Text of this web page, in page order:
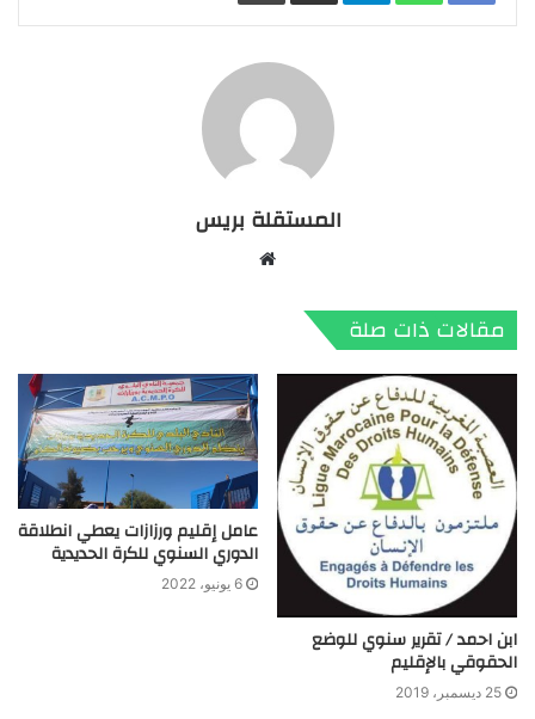
المستقلة بريس
مقالات ذات صلة
ابن احمد / تقرير سنوي للوضع
الحقوقي بالإقليم
25 ديسمبر، 2019
عامل إقليم ورزازات يعطي انطلاقة
الدوري السنوي للكرة الحديدية
6 يونيو، 2022